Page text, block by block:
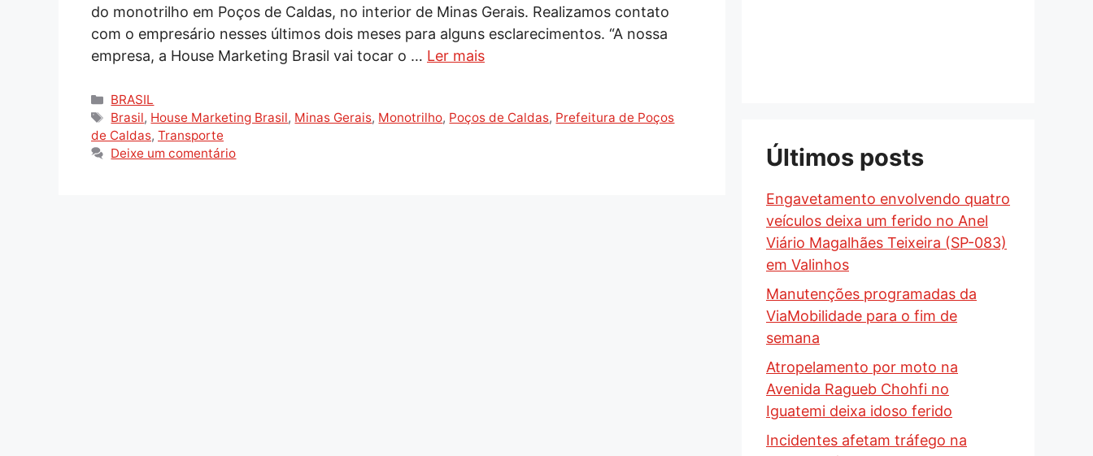
do monotrilho em Poços de Caldas, no interior de Minas Gerais. Realizamos contato
com o empresário nesses últimos dois meses para alguns esclarecimentos. “A nossa
empresa, a House Marketing Brasil vai tocar o … Ler mais
Categorias
BRASIL
Tags
Brasil, House Marketing Brasil, Minas Gerais, Monotrilho, Poços de Caldas, Prefeitura de Poços
de Caldas, Transporte
Deixe um comentário
Últimos posts
Engavetamento envolvendo quatro
veículos deixa um ferido no Anel
Viário Magalhães Teixeira (SP-083)
em Valinhos
Manutenções programadas da
ViaMobilidade para o fim de
semana
Atropelamento por moto na
Avenida Ragueb Chohfi no
Iguatemi deixa idoso ferido
Incidentes afetam tráfego na